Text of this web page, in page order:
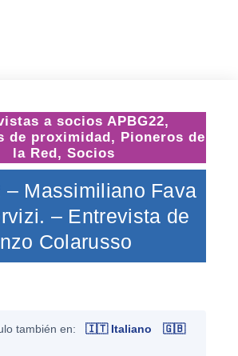
a socios APBG22,
de proximidad, Pioneros de
la Red, Socios
– Massimiliano Fava
– Entrevista de
Colarusso
también en: 🇮🇹 Italiano
🇬🇧